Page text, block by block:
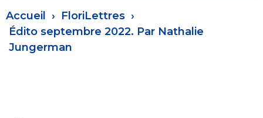
Fil
d'Ariane
Accueil
FloriLettres
Édito septembre 2022. Par Nathalie
Jungerman